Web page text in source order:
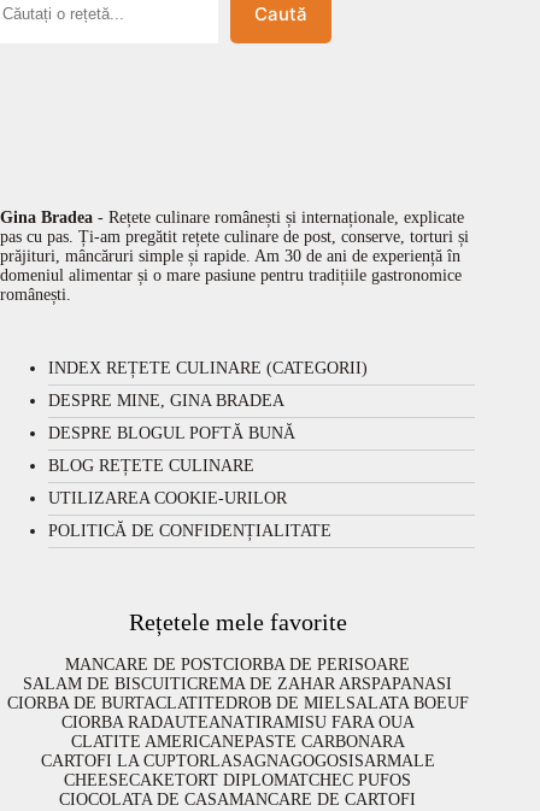
Caută
Gina Bradea - Rețete culinare românești și internaționale, explicate
pas cu pas. Ți-am pregătit rețete culinare de post, conserve, torturi și
prăjituri, mâncăruri simple și rapide. Am 30 de ani de experiență în
domeniul alimentar și o mare pasiune pentru tradițiile gastronomice
românești.
INDEX REȚETE CULINARE (CATEGORII)
DESPRE MINE, GINA BRADEA
DESPRE BLOGUL POFTĂ BUNĂ
BLOG REȚETE CULINARE
UTILIZAREA COOKIE-URILOR
POLITICĂ DE CONFIDENȚIALITATE
Rețetele mele favorite
MANCARE DE POSTCIORBA DE PERISOARE
SALAM DE BISCUITICREMA DE ZAHAR ARSPAPANASI
CIORBA DE BURTACLATITEDROB DE MIELSALATA BOEUF
CIORBA RADAUTEANATIRAMISU FARA OUA
CLATITE AMERICANEPASTE CARBONARA
CARTOFI LA CUPTORLASAGNAGOGOSISARMALE
CHEESECAKETORT DIPLOMATCHEC PUFOS
CIOCOLATA DE CASAMANCARE DE CARTOFI